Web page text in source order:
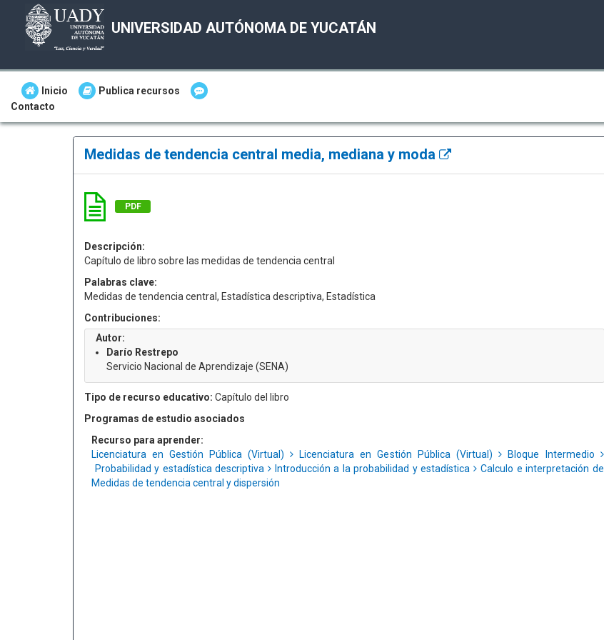
UNIVERSIDAD AUTÓNOMA DE YUCATÁN
Inicio
Publica recursos
Contacto
Medidas de tendencia central media, mediana y moda
PDF
Descripción:
Capítulo de libro sobre las medidas de tendencia central
Palabras clave:
Medidas de tendencia central, Estadística descriptiva, Estadística
Contribuciones:
Autor:
Darío Restrepo
Servicio Nacional de Aprendizaje (SENA)
Tipo de recurso educativo: Capítulo del libro
Programas de estudio asociados
Recurso para aprender:
Licenciatura en Gestión Pública (Virtual)
Licenciatura en Gestión Pública (Virtual)
Bloque Intermedio
Probabilidad y estadística descriptiva
Introducción a la probabilidad y estadística
Calculo e interpretación de
Medidas de tendencia central y dispersión